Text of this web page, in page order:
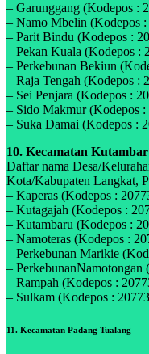
– Garunggang (Kodepos :
– Namo Mbelin (Kodepos :
– Parit Bindu (Kodepos :
– Pekan Kuala (Kodepos :
– Perkebunan Bekiun
– Raja Tengah (Kodepos :
– Sei Penjara (Kodepos :
– Sido Makmur (Kodepos :
– Suka Damai (Kodepos :
10. Kecamatan
Daftar nama Desa/
Kota/Kabupaten Langkat,
– Kaperas (Kodepos :
– Kutagajah (Kodepos :
– Kutambaru (Kodepos :
– Namoteras (Kodepos :
– Perkebunan Marikie
– PerkebunanNamotongan
– Rampah (Kodepos :
– Sulkam (Kodepos :
11. Kecamatan Padang Tualang